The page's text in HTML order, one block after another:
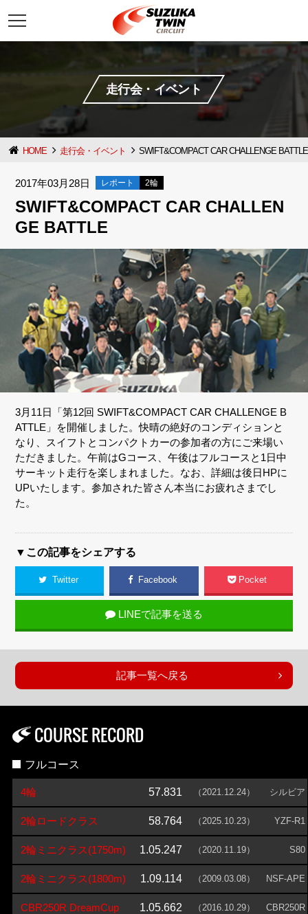
t
a
n
走行会・イベント
HOME 走行会・イベント SWIFT&COMPACT CAR CHALLENGE BATTLE
2017年03月28日 レポート 2輪
SWIFT&COMPACT CAR CHALLEN
GE BATTLE
3月11日「第12回 SWIFT&COMPACT CAR CHALLENGE B
ATTLE」を開催しました。快晴の絶好のコンディションと
なり、スイフトとコンパクトカーの参加者の方にご来場い
ただきました。午前はGコース、午後はフルコースと1日中
サーキット走行を楽しまれました。なお、詳細は後日HPに
UPいたします。参加された皆さん本当にお疲れさまでし
た。
▼この記事をシェアする
Twitter Facebook Pocket
LINEで記事を送る
記事一覧へ戻る
COURSE RECORD
フルコース
4輪 57.831 （2021.12.24） シルビア
2輪ロードクラス 58.764 （2025.10.23） YZF-R1
2輪ミニクラス(1750m) 1.05.247 （2020.11.19） S80
2輪ミニクラス(1800m) 1.09.114 （2009.03.08） NSF-APE
CBR250R DreamCup 1.05.662 （2016.10.29） CBR250R